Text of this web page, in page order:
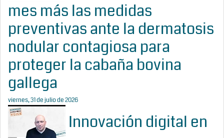
mes más las medidas
preventivas ante la dermatosis
nodular contagiosa para
proteger la cabaña bovina
gallega
viernes, 31 de julio de 2026
Innovación digital en